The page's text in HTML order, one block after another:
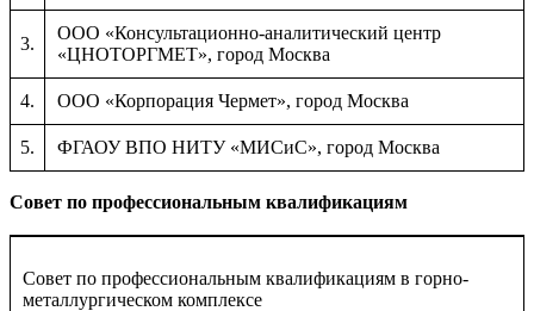
3.
ООО «Консультационно-аналитический центр
«ЦНОТОРГМЕТ», город Москва
4. ООО «Корпорация Чермет», город Москва
5. ФГАОУ ВПО НИТУ «МИСиС», город Москва
Совет по профессиональным квалификациям
Совет по профессиональным квалификациям в горно-
металлургическом комплексе